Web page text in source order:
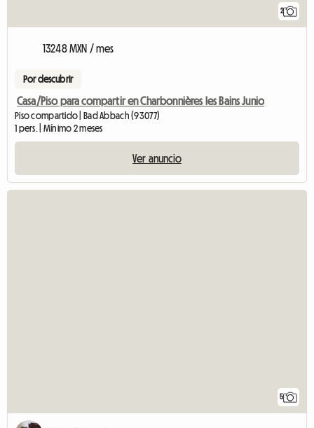
2
13248 MXN / mes
Por descubrir
Casa/Piso para compartir en Charbonnières les Bains Junio
Piso compartido | Bad Abbach (93077)
1 pers. | Mínimo 2 meses
Ver anuncio
5